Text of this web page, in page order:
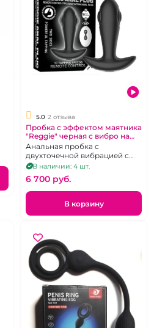
5.0 2 отзыва
Пробка с эффектом маятника
"Reggie" черная с вибро на
д.у пульте
Анальная пробка с
двухточечной вибрацией с
беспроводным пультом
В наличии: 4 шт.
6 700 pуб.
В корзину